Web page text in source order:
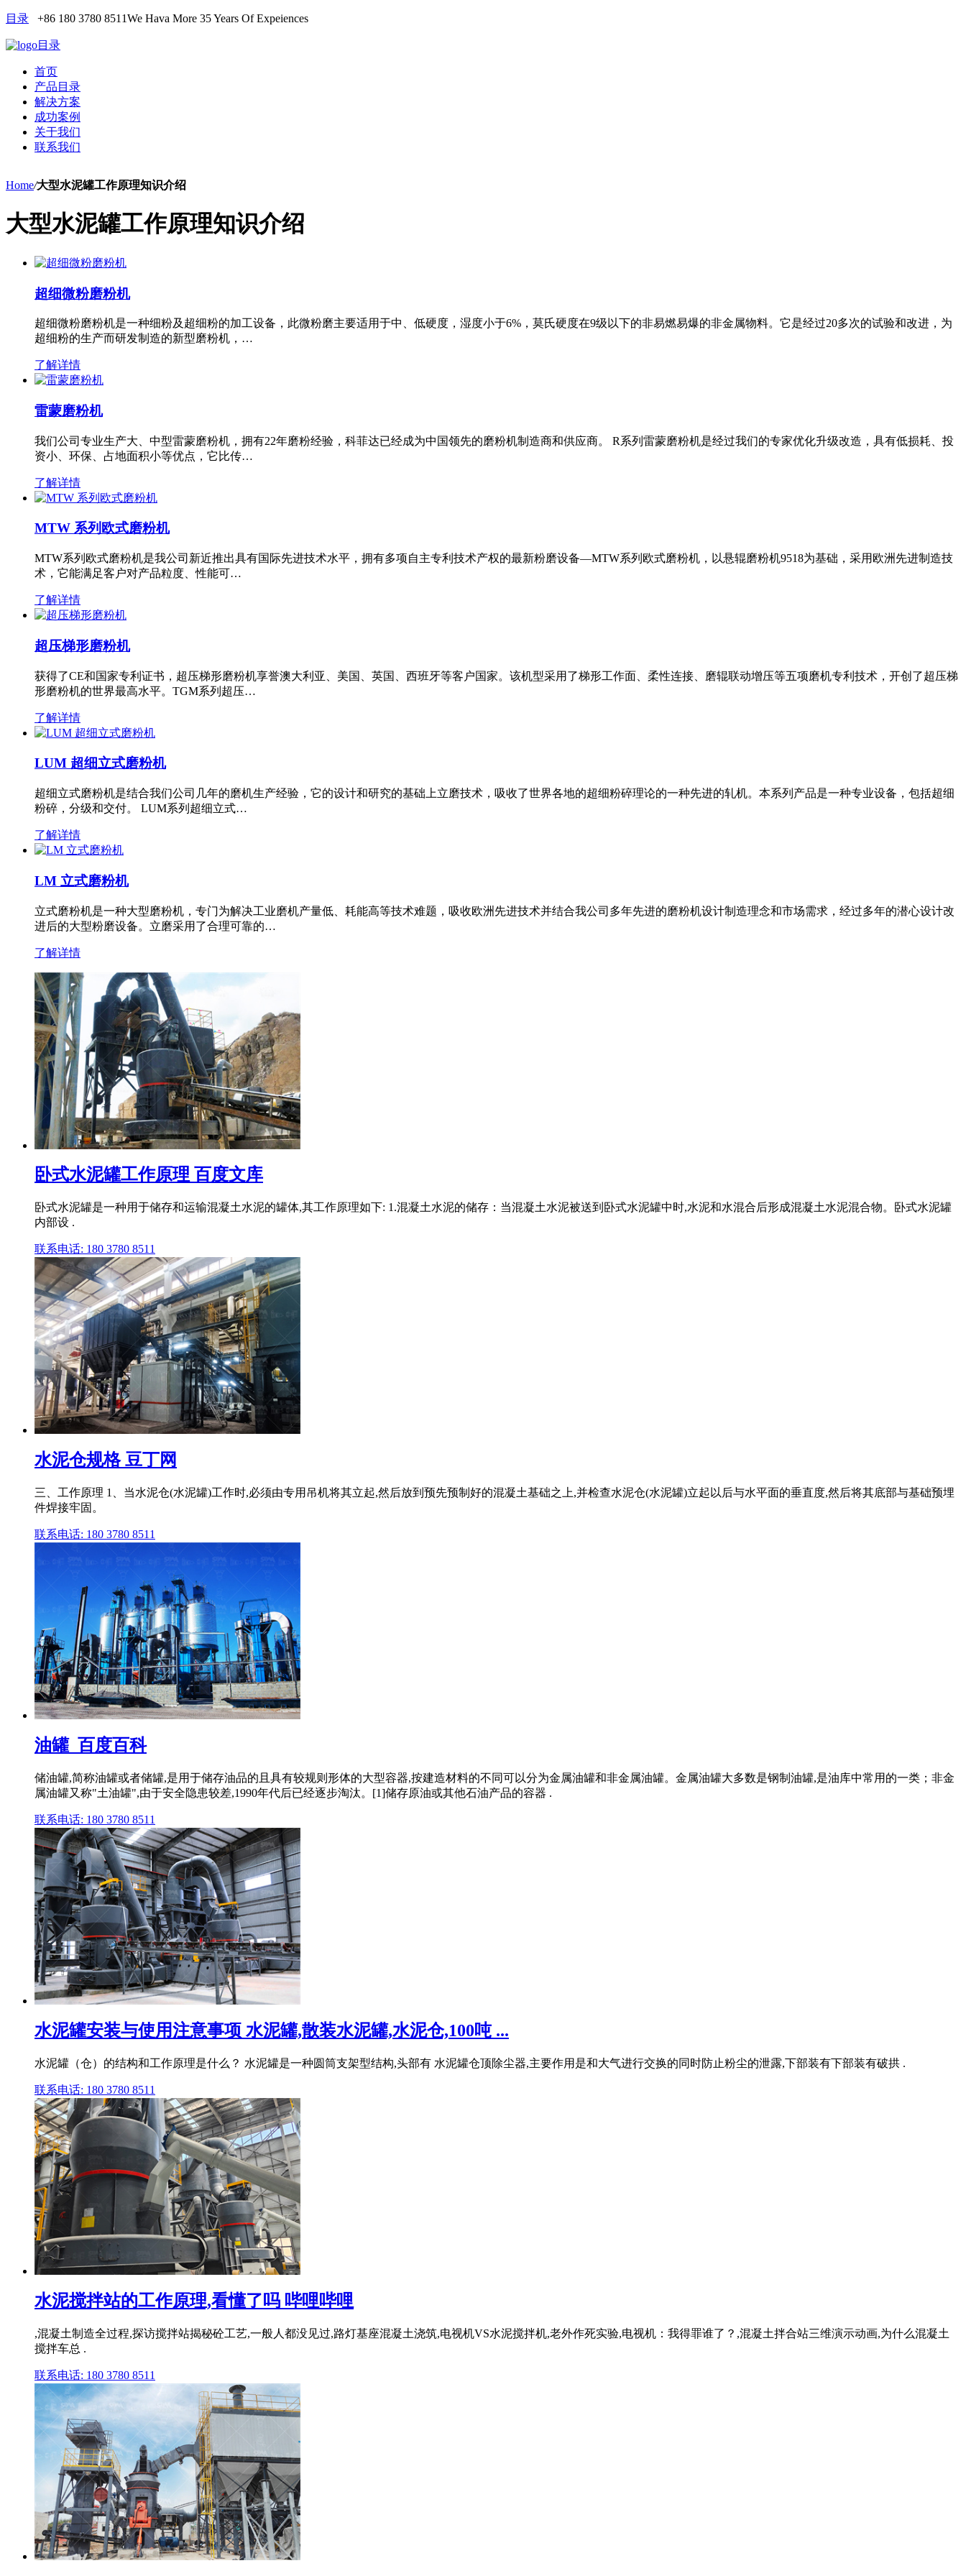
目录 +86 180 3780 8511We Hava More 35 Years Of Expeiences
目录
首页
产品目录
解决方案
成功案例
关于我们
联系我们
Home/大型水泥罐工作原理知识介绍
大型水泥罐工作原理知识介绍
超细微粉磨粉机
超细微粉磨粉机是一种细粉及超细粉的加工设备，此微粉磨主要适用于中、低硬度，湿度小于6%，莫氏硬度在9级以下的非易燃易爆的非金属物料。它是经过20多次的试验和改进，为
超细粉的生产而研发制造的新型磨粉机，…
了解详情
雷蒙磨粉机
我们公司专业生产大、中型雷蒙磨粉机，拥有22年磨粉经验，科菲达已经成为中国领先的磨粉机制造商和供应商。 R系列雷蒙磨粉机是经过我们的专家优化升级改造，具有低损耗、投
资小、环保、占地面积小等优点，它比传…
了解详情
MTW 系列欧式磨粉机
MTW系列欧式磨粉机是我公司新近推出具有国际先进技术水平，拥有多项自主专利技术产权的最新粉磨设备—MTW系列欧式磨粉机，以悬辊磨粉机9518为基础，采用欧洲先进制造技
术，它能满足客户对产品粒度、性能可…
了解详情
超压梯形磨粉机
获得了CE和国家专利证书，超压梯形磨粉机享誉澳大利亚、美国、英国、西班牙等客户国家。该机型采用了梯形工作面、柔性连接、磨辊联动增压等五项磨机专利技术，开创了超压梯
形磨粉机的世界最高水平。TGM系列超压…
了解详情
LUM 超细立式磨粉机
超细立式磨粉机是结合我们公司几年的磨机生产经验，它的设计和研究的基础上立磨技术，吸收了世界各地的超细粉碎理论的一种先进的轧机。本系列产品是一种专业设备，包括超细
粉碎，分级和交付。 LUM系列超细立式…
了解详情
LM 立式磨粉机
立式磨粉机是一种大型磨粉机，专门为解决工业磨机产量低、耗能高等技术难题，吸收欧洲先进技术并结合我公司多年先进的磨粉机设计制造理念和市场需求，经过多年的潜心设计改
进后的大型粉磨设备。立磨采用了合理可靠的…
了解详情
卧式水泥罐工作原理 百度文库
卧式水泥罐是一种用于储存和运输混凝土水泥的罐体,其工作原理如下: 1.混凝土水泥的储存：当混凝土水泥被送到卧式水泥罐中时,水泥和水混合后形成混凝土水泥混合物。卧式水泥罐
内部设 .
联系电话: 180 3780 8511
水泥仓规格 豆丁网
三、工作原理 1、当水泥仓(水泥罐)工作时,必须由专用吊机将其立起,然后放到预先预制好的混凝土基础之上,并检查水泥仓(水泥罐)立起以后与水平面的垂直度,然后将其底部与基础预埋
件焊接牢固。
联系电话: 180 3780 8511
油罐_百度百科
储油罐,简称油罐或者储罐,是用于储存油品的且具有较规则形体的大型容器,按建造材料的不同可以分为金属油罐和非金属油罐。金属油罐大多数是钢制油罐,是油库中常用的一类；非金
属油罐又称"土油罐",由于安全隐患较差,1990年代后已经逐步淘汰。[1]储存原油或其他石油产品的容器 .
联系电话: 180 3780 8511
水泥罐安装与使用注意事项 水泥罐,散装水泥罐,水泥仓,100吨 ...
水泥罐（仓）的结构和工作原理是什么？ 水泥罐是一种圆筒支架型结构,头部有 水泥罐仓顶除尘器,主要作用是和大气进行交换的同时防止粉尘的泄露,下部装有下部装有破拱 .
联系电话: 180 3780 8511
水泥搅拌站的工作原理,看懂了吗 哔哩哔哩
,混凝土制造全过程,探访搅拌站揭秘砼工艺,一般人都没见过,路灯基座混凝土浇筑,电视机VS水泥搅拌机,老外作死实验,电视机：我得罪谁了？,混凝土拌合站三维演示动画,为什么混凝土
搅拌车总 .
联系电话: 180 3780 8511